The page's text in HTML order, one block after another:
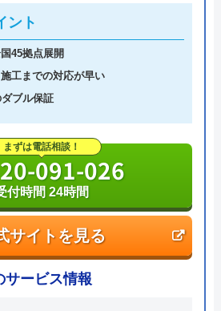
ント
45拠点展開
工までの対応が早い
ブル保証
サイトを見る
まずは電話相談！
091-026
付時間 24時間
サービス情報